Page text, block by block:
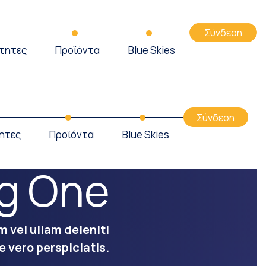
Προϊόντα Blue Skies
Σύνδεση
Προϊόντα Blue Skies
Σύνδεση
One
vel ullam deleniti
vero perspiciatis.